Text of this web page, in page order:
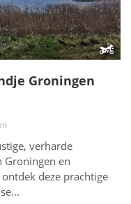
Groningen
verharde
Groningen en
deze prachtige